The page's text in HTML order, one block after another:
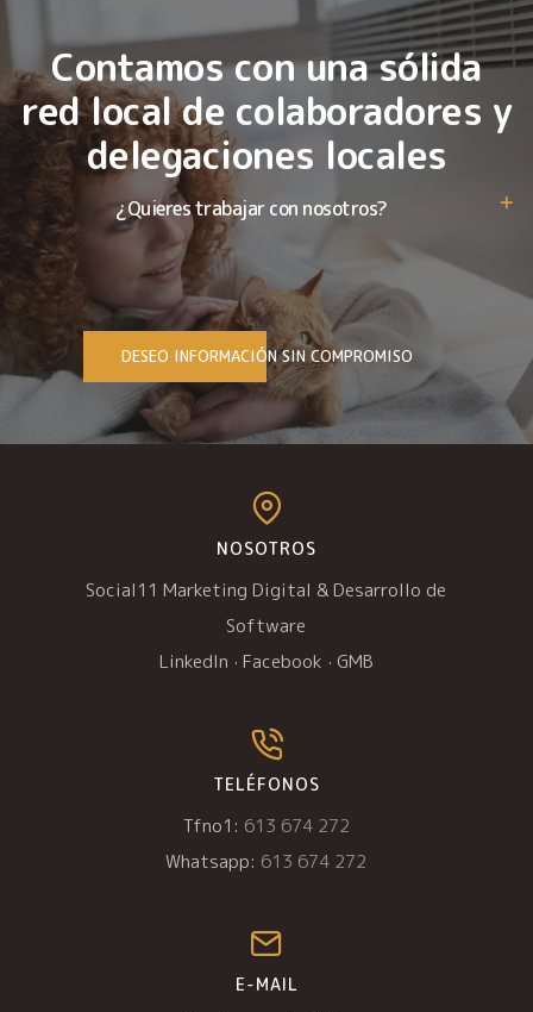
Contamos con una sólida
red local de colaboradores y
delegaciones locales
¿Quieres trabajar con nosotros?
DESEO INFORMACIÓN SIN COMPROMISO
NOSOTROS
Social11 Marketing Digital & Desarrollo de
Software
LinkedIn · Facebook · GMB
TELÉFONOS
Tfno1: 613 674 272
Whatsapp: 613 674 272
E-MAIL